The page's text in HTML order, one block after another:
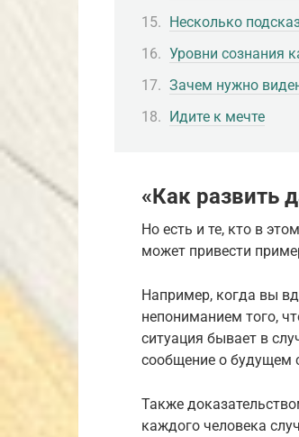
Несколько
Уровни сознания
Зачем нужно
Идите к мечте
«Как развить
Но есть и те, кто в
может привести
Например, когда вы
непониманием того,
ситуация бывает в
сообщение о будущем
Также
каждого человека